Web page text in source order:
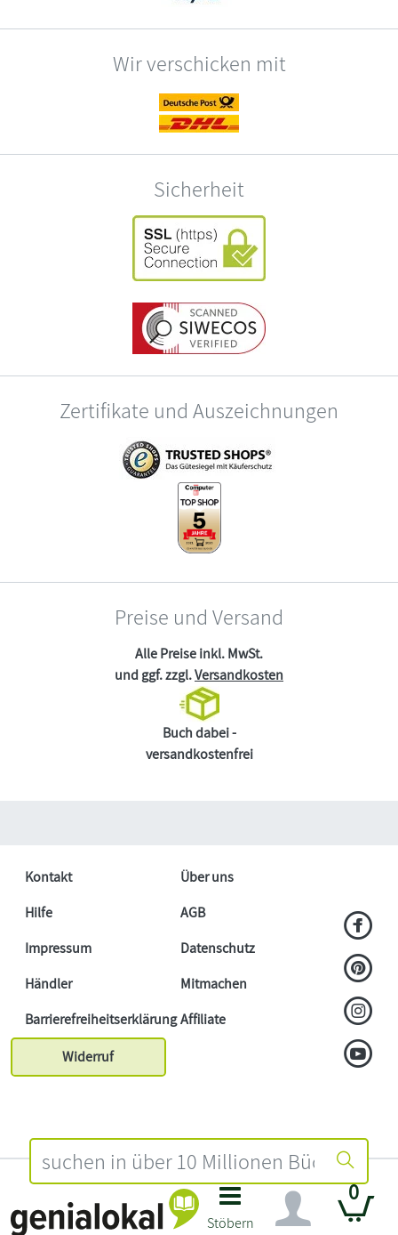
Stöbern
0
Wir verschicken mit
Sicherheit
Zertifikate und Auszeichnungen
Preise und Versand
Alle Preise inkl. MwSt.
und ggf. zzgl.Versandkosten
Buch dabei -
versandkostenfrei
Kontakt
Über uns
Hilfe
AGB
Impressum
Datenschutz
Händler
Mitmachen
BarrierefreiheitserklärungAffiliate
Widerruf